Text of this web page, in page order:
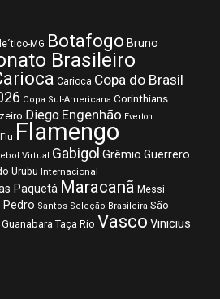
MG Botafogo Bruno
Brasileiro
Carioca Copa do Brasil
Copa Sul-Americana Corinthians
Diego Engenhão Everton
Flamengo
Virtual Gabigol Grêmio Guerrero
Urubu Internacional
Paquetá Maracanã Messi
Pedro Santos Seleção Brasileira São
Guanabara Taça Rio Vasco Vinicius